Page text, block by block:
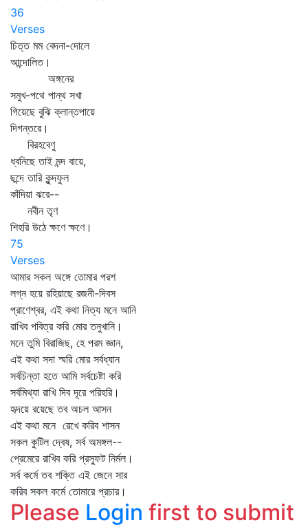
36
Verses
চিত্ত মম বেদনা-দোলে
আন্দোলিত।
অঙ্গনের
সমুখ-পথে পান্থ সখা
গিয়েছে বুঝি ক্লান্তপায়ে
দিগন্তরে।
বিরহবেণু
ধ্বনিছে তাই মন্দ বায়ে,
ছন্দে তারি কুন্দফুল
কাঁদিয়া ঝরে--
নবীন তৃণ
শিহরি উঠে ক্ষণে ক্ষণে।
75
Verses
আমার সকল অঙ্গে তোমার পরশ
লগ্ন হয়ে রহিয়াছে রজনী-দিবস
প্রাণেশ্বর, এই কথা নিত্য মনে আনি
রাখিব পবিত্র করি মোর তনুখানি।
মনে তুমি বিরাজিছ, হে পরম জ্ঞান,
এই কথা সদা স্মরি মোর সর্বধ্যান
সর্বচিন্তা হতে আমি সর্বচেষ্টা করি
সর্বমিথ্যা রাখি দিব দূরে পরিহরি।
হৃদয়ে রয়েছে তব অচল আসন
এই কথা মনে রেখে করিব শাসন
সকল কুটিল দ্বেষ, সর্ব অমঙ্গল--
প্রেমেরে রাখিব করি প্রস্ফুট নির্মল।
সর্ব কর্মে তব শক্তি এই জেনে সার
করিব সকল কর্মে তোমারে প্রচার।
Please Login first to submit